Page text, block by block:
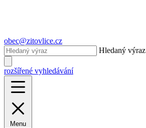
obec@zitovlice.cz
Hledaný výraz
rozšířené vyhledávání
Menu